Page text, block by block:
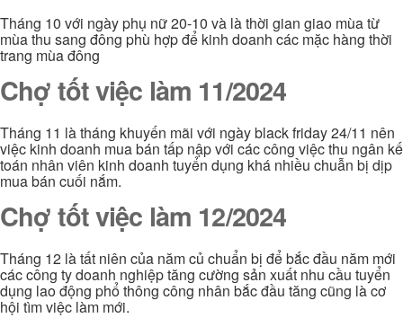
Tháng 10 với ngày phụ nữ 20-10 và là thời gian giao mùa từ
mùa thu sang đông phù hợp để kinh doanh các mặc hàng thời
trang mùa đông
Chợ tốt việc làm 11/2024
Tháng 11 là tháng khuyến mãi với ngày black friday 24/11 nên
việc kinh doanh mua bán tấp nập với các công việc thu ngân kế
toán nhân viên kinh doanh tuyển dụng khá nhiều chuẫn bị dịp
mua bán cuối nắm.
Chợ tốt việc làm 12/2024
Tháng 12 là tất niên của năm củ chuẩn bị để bắc đầu năm mới
các công ty doanh nghiệp tăng cường sản xuất nhu cầu tuyển
dụng lao động phổ thông công nhân bắc đầu tăng cũng là cơ
hội tìm việc làm mới.